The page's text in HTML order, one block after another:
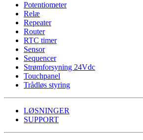
Potentiometer
Relæ
Repeater
Router
RTC timer
Sensor
Sequencer
Strømforsyning 24Vdc
Touchpanel
Trådløs styring
LØSNINGER
SUPPORT